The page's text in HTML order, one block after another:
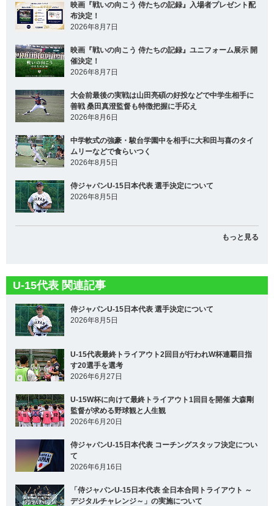
映画『戦いの向こう 侍たちの記録』入場者プレゼント配
布決定！
2026年8月7日
映画『戦いの向こう 侍たちの記録』ユニフォーム展示 開
催決定！
2026年8月7日
大会前最後の実戦は山田亮碩の好投などで中学生相手に
善戦 桑田真澄監督も特徴把握に手応え
2026年8月6日
中学軟式の強豪・駿台学園中を相手に大和田与喜のタイ
ムリーなどで食らいつく
2026年8月5日
侍ジャパンU-15日本代表 選手決定について
2026年8月5日
もっと見る
U-15代表 関連記事
侍ジャパンU-15日本代表 選手決定について
2026年8月5日
U-15代表最終トライアウト2回目が行われW杯連覇目指
す20選手を選考
2026年6月27日
U-15W杯に向けて最終トライアウト1回目を開催 大森剛
監督が求める野球観と人生観
2026年6月20日
侍ジャパンU-15日本代表 コーチングスタッフ決定につい
て
2026年6月16日
「侍ジャパンU-15日本代表 全日本合同トライアウト ～
デジタルチャレンジ～」の実施について